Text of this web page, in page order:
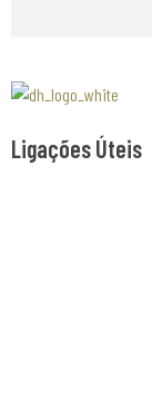
Ligações Úteis